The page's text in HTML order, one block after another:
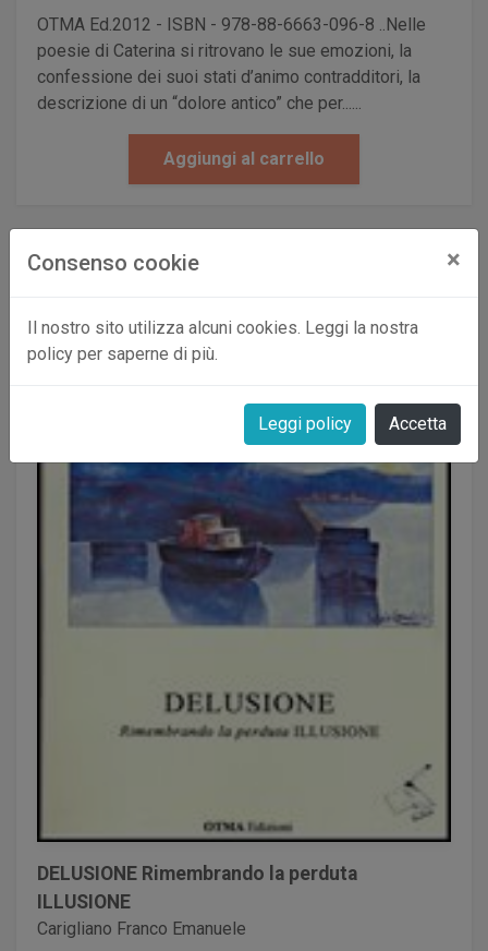
Consenso cookie ×
Il nostro sito utilizza alcuni cookies. Leggi la nostra
policy per saperne di più.
Leggi policy Accetta
OTMA Ed.2012 - ISBN - 978-88-6663-096-8 ..Nelle
poesie di Caterina si ritrovano le sue emozioni, la
confessione dei suoi stati d’animo contradditori, la
descrizione di un “dolore antico” che per......
Aggiungi al carrello
DELUSIONE Rimembrando la perduta
ILLUSIONE
Carigliano Franco Emanuele